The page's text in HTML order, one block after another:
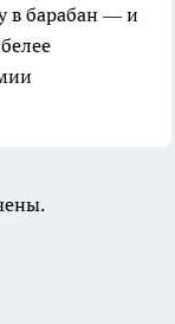
в барабан — и